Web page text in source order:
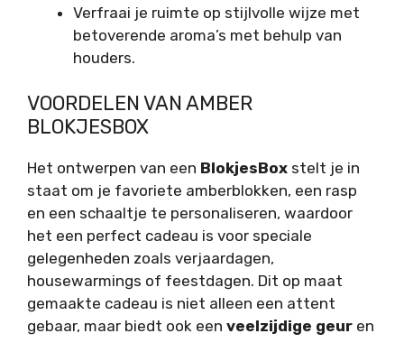
Verfraai je ruimte op stijlvolle wijze met
betoverende aroma’s met behulp van
houders.
VOORDELEN VAN AMBER
BLOKJESBOX
Het ontwerpen van een BlokjesBox stelt je in
staat om je favoriete amberblokken, een rasp
en een schaaltje te personaliseren, waardoor
het een perfect cadeau is voor speciale
gelegenheden zoals verjaardagen,
housewarmings of feestdagen. Dit op maat
gemaakte cadeau is niet alleen een attent
gebaar, maar biedt ook een veelzijdige geur en